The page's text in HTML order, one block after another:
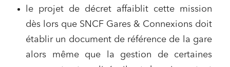
le projet de décret affaiblit cette mission
dès lors que SNCF Gares & Connexions doit
établir un document de référence de la gare
alors même que la gestion de certaines